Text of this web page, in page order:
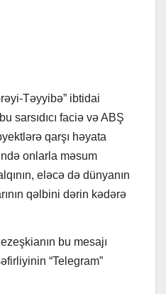
Təyyibə” ibtidai
sarsıdıcı faciə və ABŞ
qarşı həyata
onlarla məsum
eləcə də dünyanın
qəlbini dərin kədərə
bu mesajı
“Telegram”